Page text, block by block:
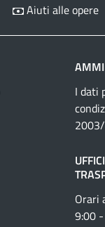
Aiuti alle opere
I dati
Orari
9:00